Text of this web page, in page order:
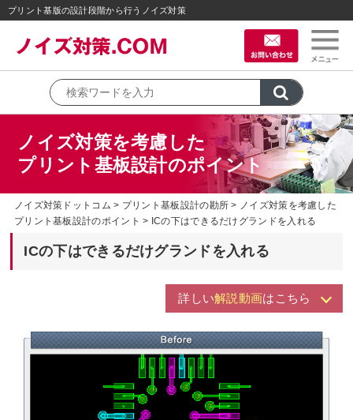
プリント基版の設計段階から行うノイズ対策
ノイズ対策を考慮した
プリント基板設計のポイント
ノイズ対策ドットコム プリント基板設計の勘所
ノイズ対策を考慮した
プリント基板設計のポイント
ICの下はできるだけグランドを入れる
ICの下はできるだけグランドを入れる
詳しい解説動画はこちら